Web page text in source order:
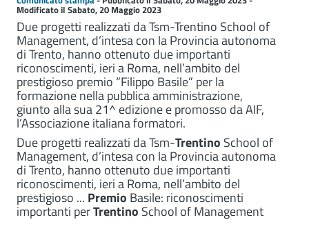
Modificato il Sabato, 20 Maggio 2023
Due progetti realizzati da Tsm-Trentino School of
Management, d’intesa con la Provincia autonoma
di Trento, hanno ottenuto due importanti
riconoscimenti, ieri a Roma, nell’ambito del
prestigioso premio “Filippo Basile” per la
formazione nella pubblica amministrazione,
giunto alla sua 21^ edizione e promosso da AIF,
l’Associazione italiana formatori.
Due progetti realizzati da Tsm-Trentino School of
Management, d’intesa con la Provincia autonoma
di Trento, hanno ottenuto due importanti
riconoscimenti, ieri a Roma, nell’ambito del
prestigioso ... Premio Basile: riconoscimenti
importanti perTrentino School of Management